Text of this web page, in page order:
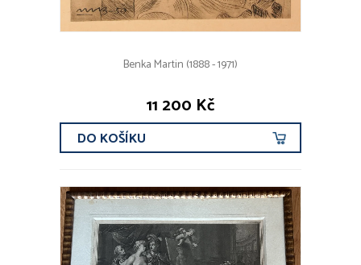
Benka Martin (1888 - 1971)
11 200 Kč
DO KOŠÍKU